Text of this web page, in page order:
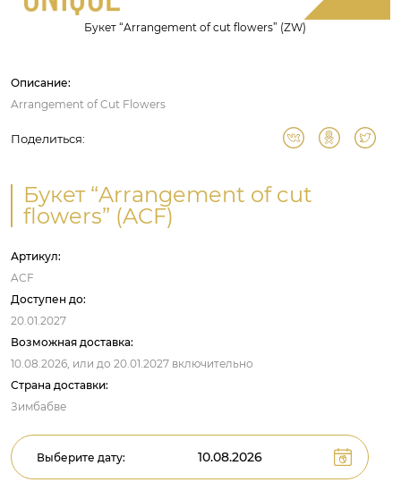
Букет “Arrangement of cut flowers” (ZW)
Описание:
Arrangement of Cut Flowers
Поделиться:
Букет “Arrangement of cut
flowers” (ACF)
Артикул:
ACF
Доступен до:
20.01.2027
Возможная доставка:
10.08.2026, или до 20.01.2027 включительно
Страна доставки:
Зимбабве
Выберите дату: